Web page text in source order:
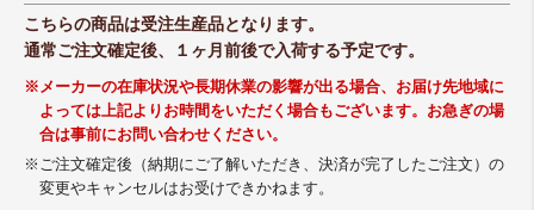
こちらの商品は受注生産品となります。
通常ご注文確定後、１ヶ月前後で入荷する予定です。
※メーカーの在庫状況や長期休業の影響が出る場合、お届け先地域に
よっては上記よりお時間をいただく場合もございます。お急ぎの場
合は事前にお問い合わせください。
※ご注文確定後（納期にご了解いただき、決済が完了したご注文）の
変更やキャンセルはお受けできかねます。